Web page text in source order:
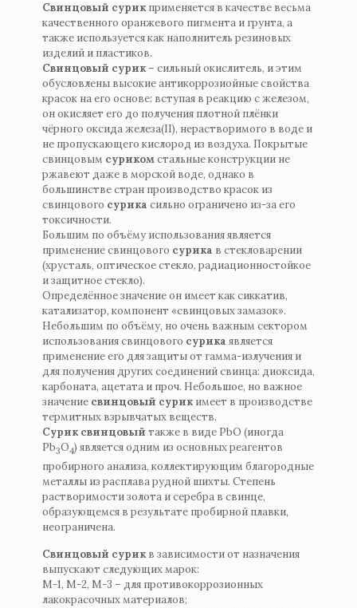
Свинцовый сурикприменяется в качестве весьма
качественного оранжевого пигмента и грунта, а
также используется как наполнитель резиновых
изделий и пластиков.
Свинцовый сурик– сильный окислитель, и этим
обусловлены высокие антикоррозиойные свойства
красок на его основе: вступая в реакцию с железом,
он окисляет его до получения плотной плёнки
чёрного оксида железа(II), нерастворимого в воде и
не пропускающего кислород из воздуха. Покрытые
свинцовым сурикомстальные конструкции не
ржавеют даже в морской воде, однако в
большинстве стран производство красок из
свинцового сурика сильно ограничено из-за его
токсичности.
Большим по объёму использования является
применение свинцового сурика в стекловарении
(хрусталь, оптическое стекло, радиационностойкое
и защитное стекло).
Определённое значение он имеет как сиккатив,
катализатор, компонент «свинцовых замазок».
Небольшим по объёму, но очень важным сектором
использования свинцового сурика является
применение его для защиты от гамма-излучения и
для получения других соединений свинца: диоксида,
карбоната, ацетата и проч. Небольшое, но важное
значение свинцовый сурикимеет в производстве
термитных взрывчатых веществ.
Сурик свинцовый также в виде PbO (иногда
Pb3O4) является одним из основных реагентов
пробирного анализа, коллектирующим благородные
металлы из расплава рудной шихты. Степень
растворимости золота и серебра в свинце,
образующемся в результате пробирной плавки,
неограничена.
Свинцовый сурикв зависимости от назначения
выпускают следующих марок:
М-1, М-2, М-3 – для противокоррозионных
лакокрасочных материалов;